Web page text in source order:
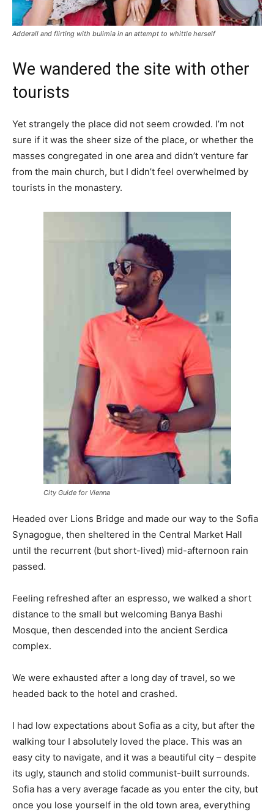
Adderall and flirting with bulimia in an attempt to whittle herself
We wandered the site with other
tourists
Yet strangely the place did not seem crowded. I’m not
sure if it was the sheer size of the place, or whether the
masses congregated in one area and didn’t venture far
from the main church, but I didn’t feel overwhelmed by
tourists in the monastery.
City Guide for Vienna
Headed over Lions Bridge and made our way to the Sofia
Synagogue, then sheltered in the Central Market Hall
until the recurrent (but short-lived) mid-afternoon rain
passed.
Feeling refreshed after an espresso, we walked a short
distance to the small but welcoming Banya Bashi
Mosque, then descended into the ancient Serdica
complex.
We were exhausted after a long day of travel, so we
headed back to the hotel and crashed.
I had low expectations about Sofia as a city, but after the
walking tour I absolutely loved the place. This was an
easy city to navigate, and it was a beautiful city – despite
its ugly, staunch and stolid communist-built surrounds.
Sofia has a very average facade as you enter the city, but
once you lose yourself in the old town area, everything